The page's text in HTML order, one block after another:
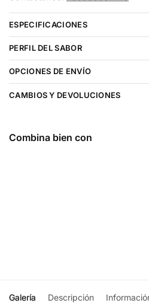
ESPECIFICACIONES
PERFIL DEL SABOR
OPCIONES DE ENVÍO
CAMBIOS Y DEVOLUCIONES
Combina bien con
Galería Descripción